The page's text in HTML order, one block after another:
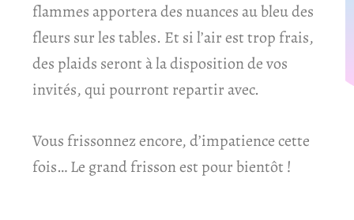
flammes apportera des nuances au bleu des
fleurs sur les tables. Et si l’air est trop frais,
des plaids seront à la disposition de vos
invités, qui pourront repartir avec.
Vous frissonnez encore, d’impatience cette
fois… Le grand frisson est pour bientôt !